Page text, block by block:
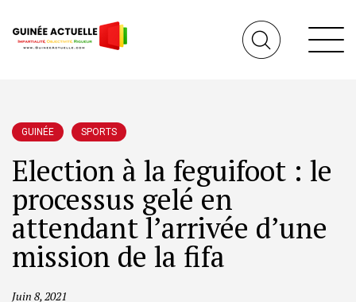
GUINÉE SPORTS
Election à la feguifoot : le
processus gelé en
attendant l’arrivée d’une
mission de la fifa
Juin 8, 2021